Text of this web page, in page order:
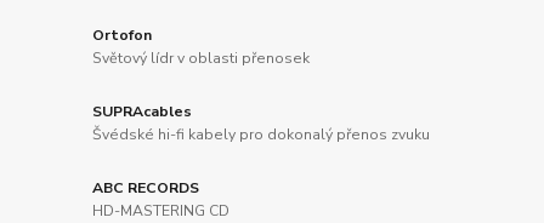
Ortofon
Světový lídr v oblasti přenosek
SUPRAcables
Švédské hi-fi kabely pro dokonalý přenos zvuku
ABC RECORDS
HD-MASTERING CD